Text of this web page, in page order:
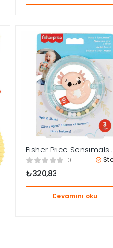
Fisher Price Sensimals
Dişlik Seti Hrb21
0
₺320,83
Devamını oku